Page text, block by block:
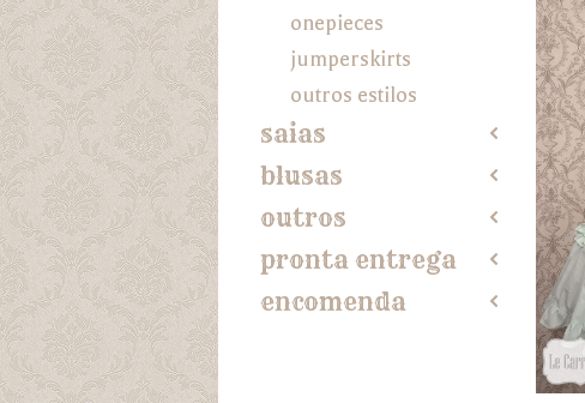
onepieces
jumperskirts
outros estilos
saias 2
blusas 2
outros 2
pronta entrega 2
encomenda 2